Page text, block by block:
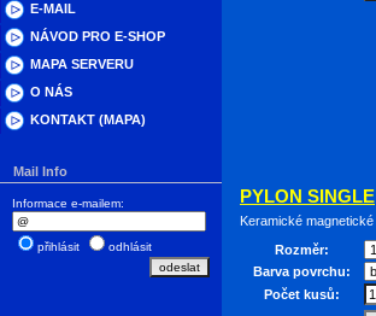
E-MAIL
NÁVOD PRO E-SHOP
MAPA SERVERU
O NÁS
KONTAKT (MAPA)
Mail Info
Informace e-mailem:
přihlásit odhlásit
PYLON SINGLE
Keramické
Rozměr:
Barva povrchu:
Počet kusů: